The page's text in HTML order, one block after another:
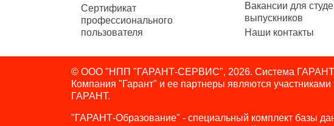
Сертификат
профессионального
пользователя
Вакансии для
выпускников
Наши контакты
© ООО "НПП "ГАРАНТ-СЕРВИС", 2026. Система ГАРАНТ
Компания "Гарант" и ее партнеры являются
ГАРАНТ.
"ГАРАНТ-Образование" - специальный комплект базы